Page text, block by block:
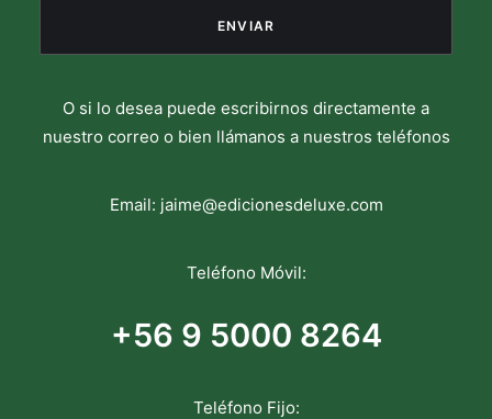
O si lo desea puede escribirnos directamente a
nuestro correo o bien llámanos a nuestros teléfonos
Email: jaime@edicionesdeluxe.com
Teléfono Móvil:
+56 9 5000 8264
Teléfono Fijo: